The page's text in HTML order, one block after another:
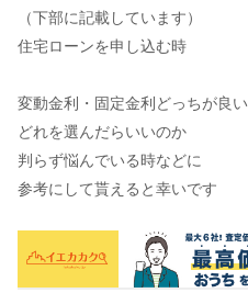
（下部に記載しています）
住宅ローンを申し込む時
変動金利・固定金利どっちが良い
どれを選んだらいいのか
判らず悩んでいる時などに
参考にして貰えると幸いです